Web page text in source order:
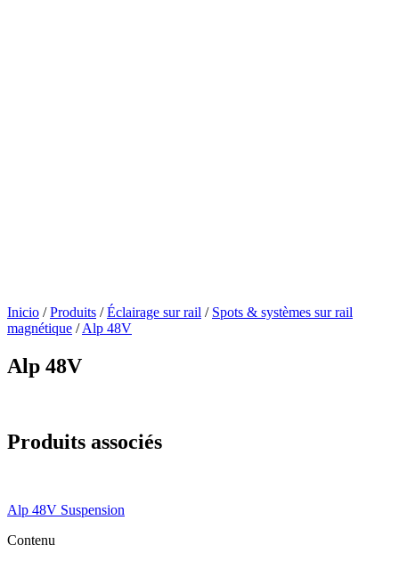
Inicio / Produits / Éclairage sur rail / Spots & systèmes sur rail
magnétique / Alp 48V
Alp 48V
Produits associés
Alp 48V Suspension
Contenu